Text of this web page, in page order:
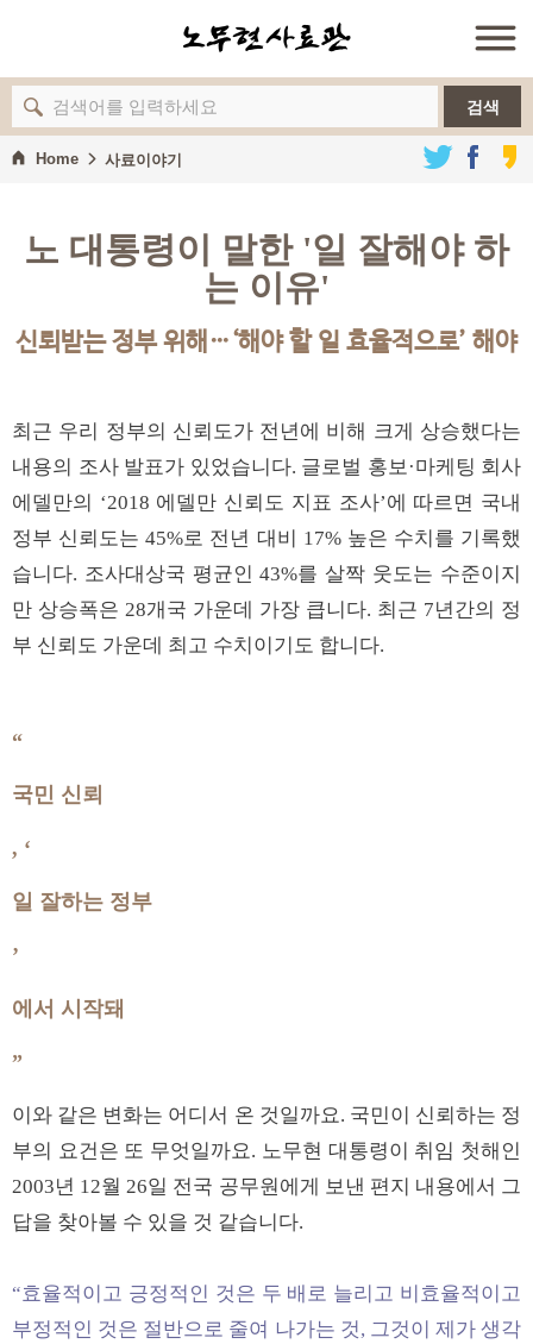
검색
Home 사료이야기
노 대통령이 말한 '일 잘해야 하
는 이유'
신뢰받는 정부 위해…‘해야 할 일 효율적으로’ 해야
최근 우리 정부의 신뢰도가 전년에 비해 크게 상승했다는
내용의 조사 발표가 있었습니다. 글로벌 홍보·마케팅 회사
에델만의 ‘2018 에델만 신뢰도 지표 조사’에 따르면 국내
정부 신뢰도는 45%로 전년 대비 17% 높은 수치를 기록했
습니다. 조사대상국 평균인 43%를 살짝 웃도는 수준이지
만 상승폭은 28개국 가운데 가장 큽니다. 최근 7년간의 정
부 신뢰도 가운데 최고 수치이기도 합니다.
“
국민 신뢰
, ‘
일 잘하는 정부
’
에서 시작돼
”
이와 같은 변화는 어디서 온 것일까요. 국민이 신뢰하는 정
부의 요건은 또 무엇일까요. 노무현 대통령이 취임 첫해인
2003년 12월 26일 전국 공무원에게 보낸 편지 내용에서 그
답을 찾아볼 수 있을 것 같습니다.
“효율적이고 긍정적인 것은 두 배로 늘리고 비효율적이고
부정적인 것은 절반으로 줄여 나가는 것, 그것이 제가 생각